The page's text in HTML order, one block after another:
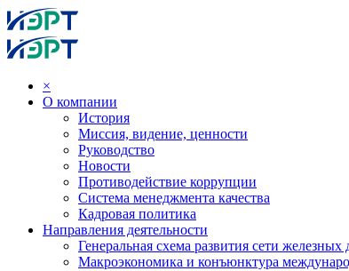
×
О компании
История
Миссия, видение, ценности
Руководство
Новости
Противодействие коррупции
Система менеджмента качества
Кадровая политика
Направления деятельности
Генеральная схема развития сети
Макроэкономика и конъюнктура